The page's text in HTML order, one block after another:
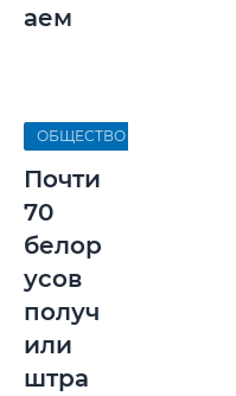
аем
ОБЩЕСТВО
Почти
70
белор
усов
получ
или
штра